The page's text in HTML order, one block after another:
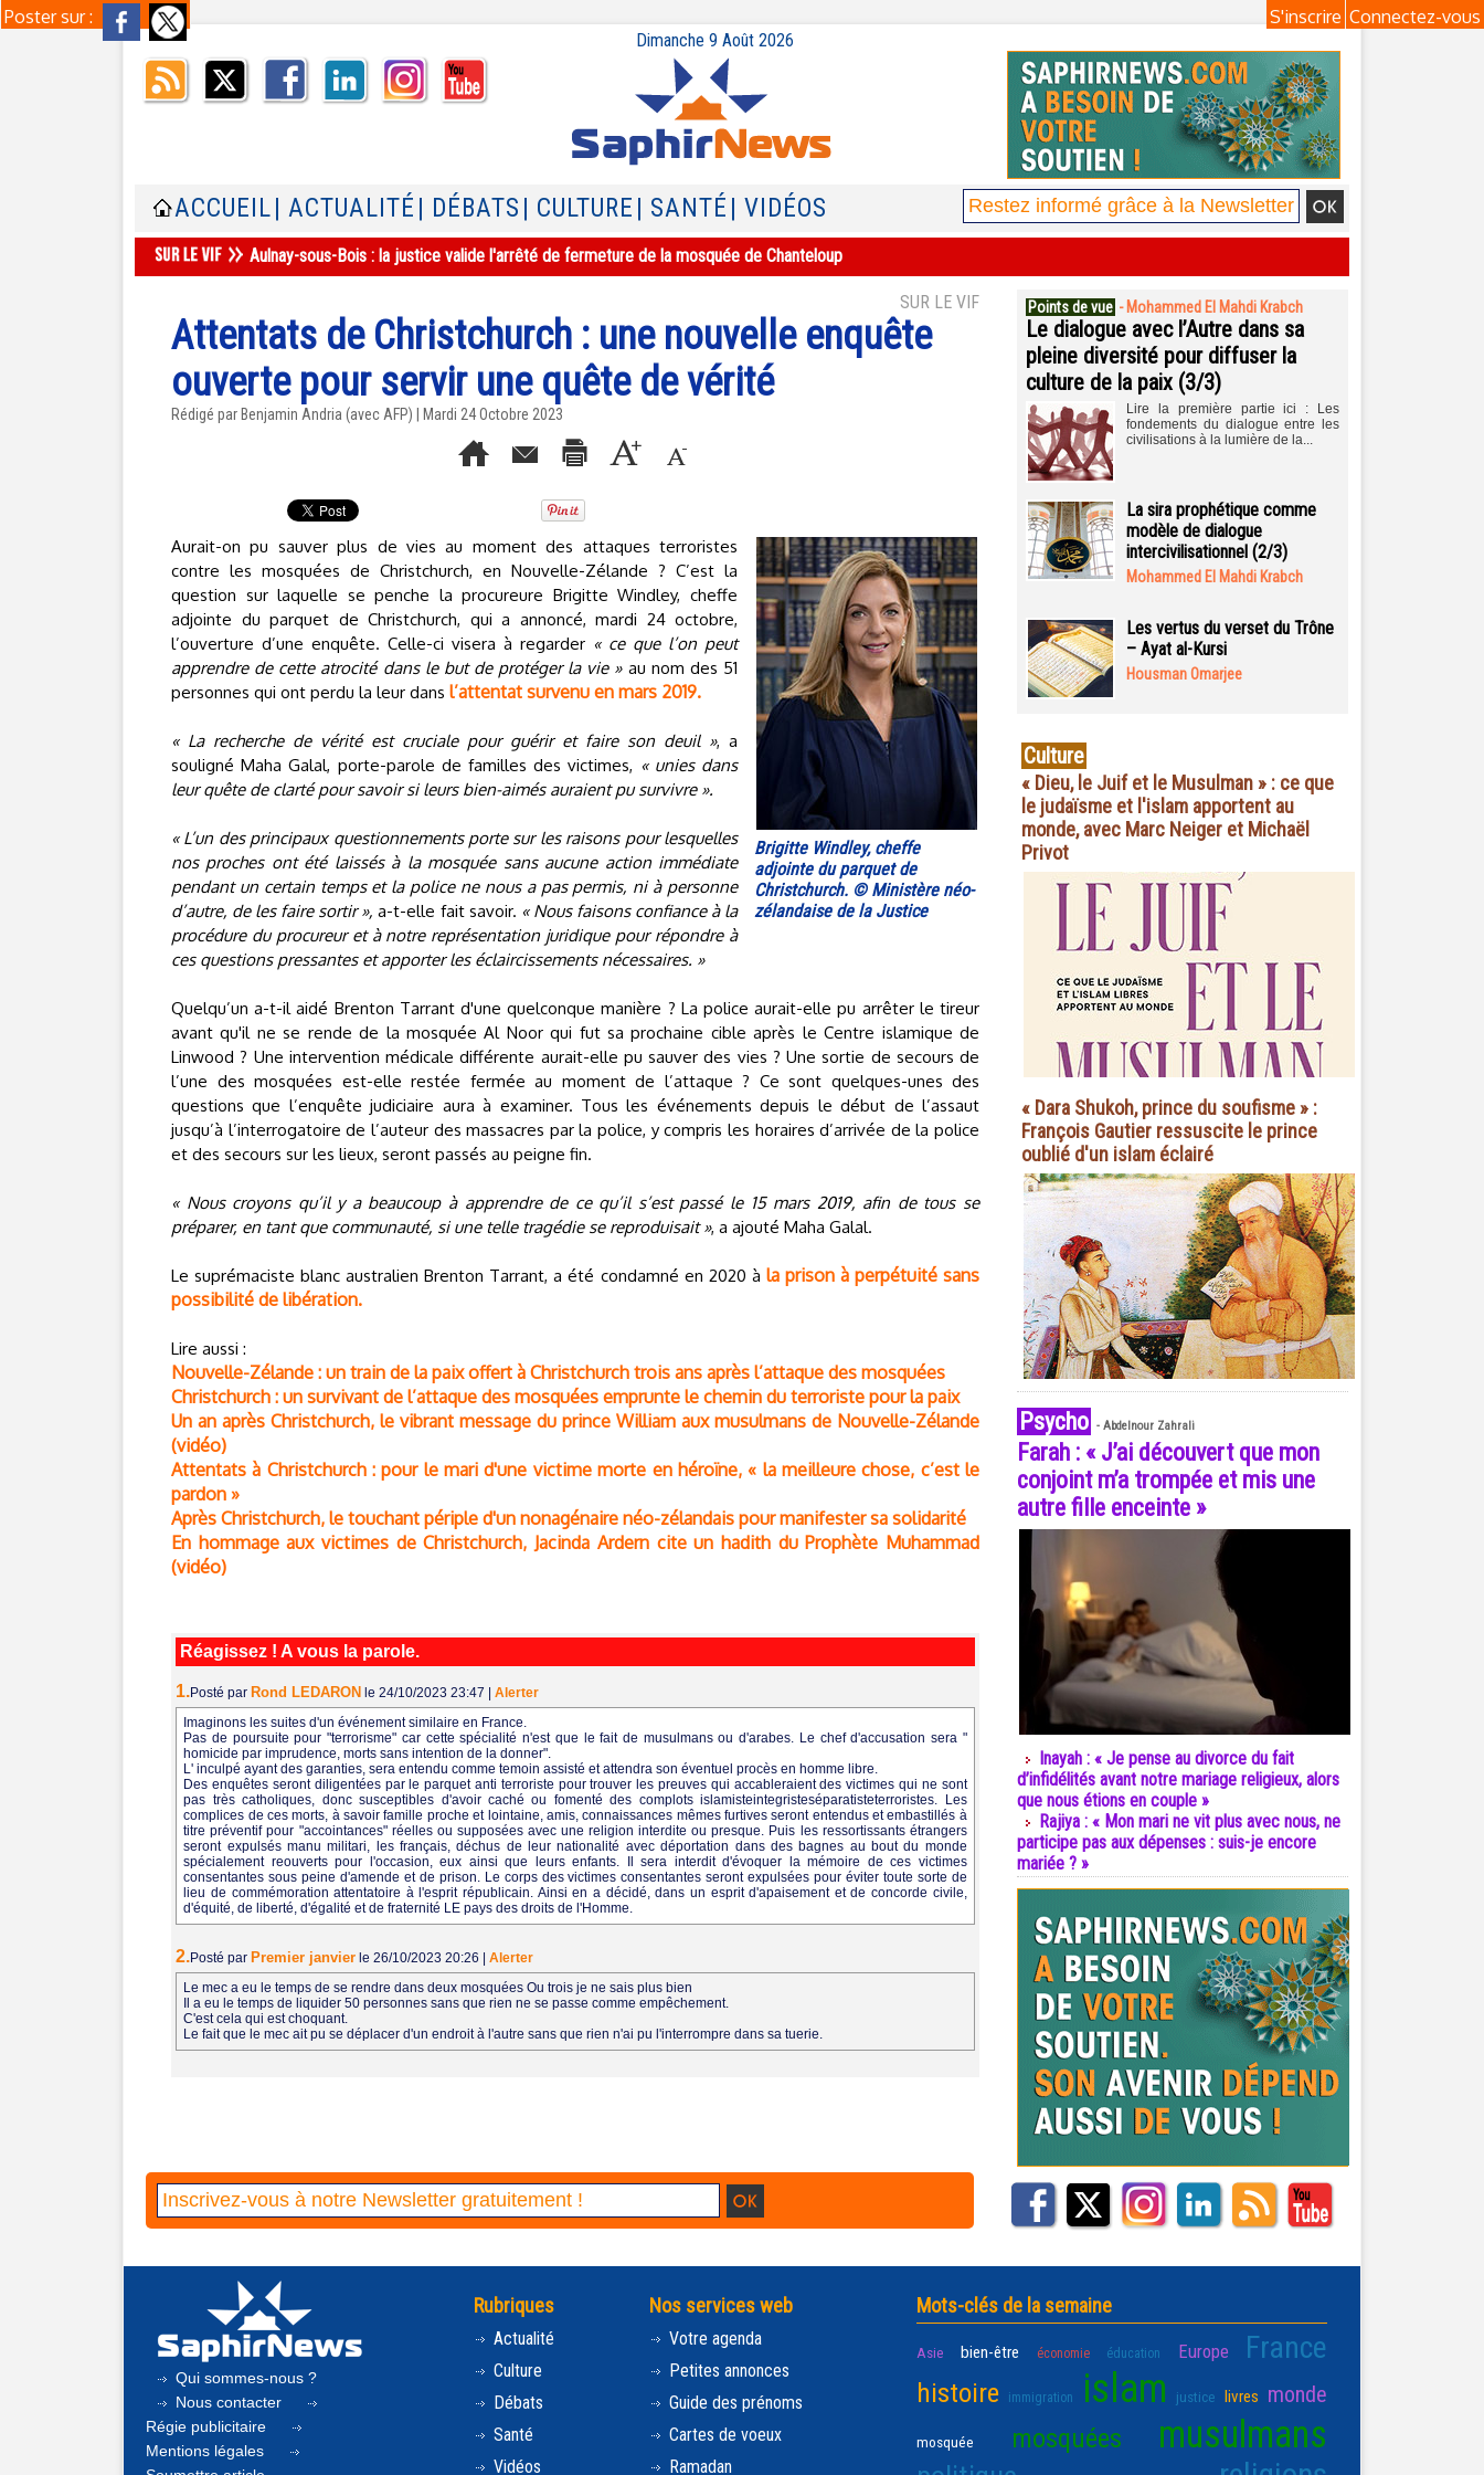
Poster sur : Connectez-vous
S'inscrire
Dimanche 9 Août 2026
ACCUEIL | ACTUALITÉ | DÉBATS | CULTURE | SANTÉ | VIDÉOS
Aulnay-sous-Bois : la justice valide l'arrêté de fermeture de la mosquée de Chanteloup
SUR LE VIF
Attentats de Christchurch : une nouvelle enquête
ouverte pour servir une quête de vérité
Rédigé par Benjamin Andria (avec AFP) | Mardi 24 Octobre 2023
Brigitte Windley, cheffe
adjointe du parquet de
Christchurch. © Ministère néo-
zélandaise de la Justice
Aurait-on pu sauver plus de vies au moment des attaques terroristes
contre les mosquées de Christchurch, en Nouvelle-Zélande ? C’est la
question sur laquelle se penche la procureure Brigitte Windley, cheffe
adjointe du parquet de Christchurch, qui a annoncé, mardi 24 octobre,
l’ouverture d’une enquête. Celle-ci visera à regarder « ce que l’on peut
apprendre de cette atrocité dans le but de protéger la vie »au nom des 51
personnes qui ont perdu la leur dans l’attentat survenu en mars 2019.
« La recherche de vérité est cruciale pour guérir et faire son deuil », a
souligné Maha Galal, porte-parole de familles des victimes, « unies dans
leur quête de clarté pour savoir si leurs bien-aimés auraient pu survivre ».
« L’un des principaux questionnements porte sur les raisons pour lesquelles
nos proches ont été laissés à la mosquée sans aucune action immédiate
pendant un certain temps et la police ne nous a pas permis, ni à personne
d’autre, de les faire sortir », a-t-elle fait savoir. « Nous faisons confiance à la
procédure du procureur et à notre représentation juridique pour répondre à
ces questions pressantes et apporter les éclaircissements nécessaires. »
Quelqu’un a-t-il aidé Brenton Tarrant d'une quelconque manière ? La police aurait-elle pu arrêter le tireur
avant qu'il ne se rende de la mosquée Al Noor qui fut sa prochaine cible après le Centre islamique de
Linwood ? Une intervention médicale différente aurait-elle pu sauver des vies ? Une sortie de secours de
l’une des mosquées est-elle restée fermée au moment de l’attaque ? Ce sont quelques-unes des
questions que l’enquête judiciaire aura à examiner. Tous les événements depuis le début de l’assaut
jusqu’à l’interrogatoire de l’auteur des massacres par la police, y compris les horaires d’arrivée de la police
et des secours sur les lieux, seront passés au peigne fin.
« Nous croyons qu’il y a beaucoup à apprendre de ce qu’il s’est passé le 15 mars 2019, afin de tous se
préparer, en tant que communauté, si une telle tragédie se reproduisait », a ajouté Maha Galal.
Le suprémaciste blanc australien Brenton Tarrant, a été condamné en 2020 à la prison à perpétuité sans
possibilité de libération.
Lire aussi :
Nouvelle-Zélande : un train de la paix offert à Christchurch trois ans après l’attaque des mosquées
Christchurch : un survivant de l’attaque des mosquées emprunte le chemin du terroriste pour la paix
Un an après Christchurch, le vibrant message du prince William aux musulmans de Nouvelle-Zélande
(vidéo)
Attentats à Christchurch : pour le mari d'une victime morte en héroïne, « la meilleure chose, c’est le
pardon »
Après Christchurch, le touchant périple d'un nonagénaire néo-zélandais pour manifester sa solidarité
En hommage aux victimes de Christchurch, Jacinda Ardern cite un hadith du Prophète Muhammad
(vidéo)
Réagissez ! A vous la parole.
1.Posté par Rond LEDARON le 24/10/2023 23:47
Alerter
Imaginons les suites d'un événement similaire en France.
Pas de poursuite pour "terrorisme" car cette spécialité n'est que le fait de musulmans ou d'arabes. Le chef d'accusation sera "
homicide par imprudence, morts sans intention de la donner".
L' inculpé ayant des garanties, sera entendu comme temoin assisté et attendra son éventuel procès en homme libre.
Des enquêtes seront diligentées par le parquet anti terroriste pour trouver les preuves qui accableraient des victimes qui ne sont
pas très catholiques, donc susceptibles d'avoir caché ou fomenté des complots islamisteintegristeséparatisteterroristes. Les
complices de ces morts, à savoir famille proche et lointaine, amis, connaissances mêmes furtives seront entendus et embastillés à
titre préventif pour "accointances" réelles ou supposées avec une religion interdite ou presque. Puis les ressortissants étrangers
seront expulsés manu militari, les français, déchus de leur nationalité avec déportation dans des bagnes au bout du monde
spécialement reouverts pour l'occasion, eux ainsi que leurs enfants. Il sera interdit d'évoquer la mémoire de ces victimes
consentantes sous peine d'amende et de prison. Le corps des victimes consentantes seront expulsées pour éviter toute sorte de
lieu de commémoration attentatoire à l'esprit républicain. Ainsi en a décidé, dans un esprit d'apaisement et de concorde civile,
d'équité, de liberté, d'égalité et de fraternité LE pays des droits de l'Homme.
2.Posté par Premier janvier le 26/10/2023 20:26
Alerter
Le mec a eu le temps de se rendre dans deux mosquées Ou trois je ne sais plus bien
Il a eu le temps de liquider 50 personnes sans que rien ne se passe comme empêchement.
C'est cela qui est choquant.
Le fait que le mec ait pu se déplacer d'un endroit à l'autre sans que rien n'ai pu l'interrompre dans sa tuerie.
Points de vue - Mohammed El Mahdi Krabch
Le dialogue avec l’Autre dans sa
pleine diversité pour diffuser la
culture de la paix (3/3)
Lire la première partie ici : Les
fondements du dialogue entre les
civilisations à la lumière de la...
La sira prophétique comme
modèle de dialogue
intercivilisationnel (2/3)
Mohammed El Mahdi Krabch
Les vertus du verset du Trône
– Ayat al-Kursi
Housman Omarjee
Culture
« Dieu, le Juif et le Musulman » : ce que
le judaïsme et l'islam apportent au
monde, avec Marc Neiger et Michaël
Privot
« Dara Shukoh, prince du soufisme » :
François Gautier ressuscite le prince
oublié d'un islam éclairé
Psycho - Abdelnour Zahrali
Farah : « J’ai découvert que mon
conjoint m’a trompée et mis une
autre fille enceinte »
Inayah : « Je pense au divorce du fait
d’infidélités avant notre mariage religieux, alors
que nous étions en couple »
Rajiya : « Mon mari ne vit plus avec nous, ne
participe pas aux dépenses : suis-je encore
mariée ? »
Qui sommes-nous ?
Nous contacter
Régie publicitaire
Mentions légales
Rubriques
Actualité
Culture
Débats
Santé
Vidéos
Nos services web
Votre agenda
Petites annonces
Guide des prénoms
Cartes de voeux
Ramadan
Mots-clés de la semaine
Asie bien-être économie éducation Europe France
histoire immigration islam justice livres monde
mosquée mosquées musulmans